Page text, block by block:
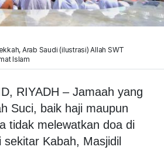
Arab Saudi (ilustrasi) Allah SWT
Islam
RIYADH – Jamaah yang
Suci, baik haji maupun
tidak melewatkan doa di
Kabah, Masjidil